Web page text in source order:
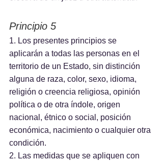
Principio 5
1. Los presentes principios se
aplicarán a todas las personas en el
territorio de un Estado, sin distinción
alguna de raza, color, sexo, idioma,
religión o creencia religiosa, opinión
política o de otra índole, origen
nacional, étnico o social, posición
económica, nacimiento o cualquier otra
condición.
2. Las medidas que se apliquen con